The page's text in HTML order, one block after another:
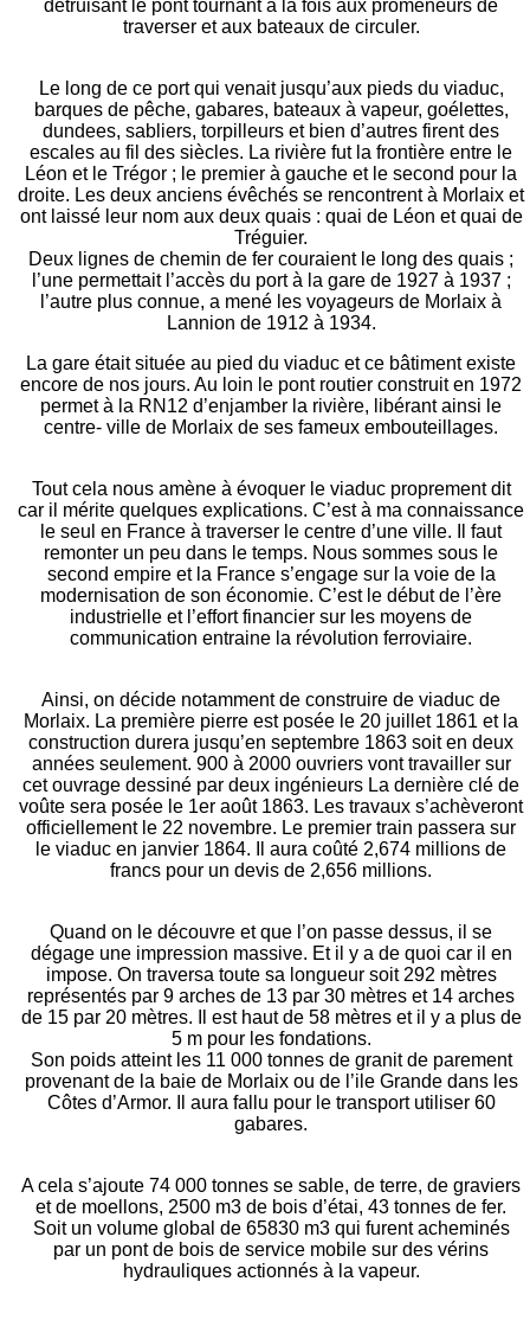
détruisant le pont tournant à la fois aux promeneurs de
traverser et aux bateaux de circuler.
Le long de ce port qui venait jusqu’aux pieds du viaduc,
barques de pêche, gabares, bateaux à vapeur, goélettes,
dundees, sabliers, torpilleurs et bien d’autres firent des
escales au fil des siècles. La rivière fut la frontière entre le
Léon et le Trégor ; le premier à gauche et le second pour la
droite. Les deux anciens évêchés se rencontrent à Morlaix et
ont laissé leur nom aux deux quais : quai de Léon et quai de
Tréguier.
Deux lignes de chemin de fer couraient le long des quais ;
l’une permettait l’accès du port à la gare de 1927 à 1937 ;
l’autre plus connue, a mené les voyageurs de Morlaix à
Lannion de 1912 à 1934.
La gare était située au pied du viaduc et ce bâtiment existe
encore de nos jours. Au loin le pont routier construit en 1972
permet à la RN12 d’enjamber la rivière, libérant ainsi le
centre- ville de Morlaix de ses fameux embouteillages.
Tout cela nous amène à évoquer le viaduc proprement dit
car il mérite quelques explications. C’est à ma connaissance
le seul en France à traverser le centre d’une ville. Il faut
remonter un peu dans le temps. Nous sommes sous le
second empire et la France s’engage sur la voie de la
modernisation de son économie. C’est le début de l’ère
industrielle et l’effort financier sur les moyens de
communication entraine la révolution ferroviaire.
Ainsi, on décide notamment de construire de viaduc de
Morlaix. La première pierre est posée le 20 juillet 1861 et la
construction durera jusqu’en septembre 1863 soit en deux
années seulement. 900 à 2000 ouvriers vont travailler sur
cet ouvrage dessiné par deux ingénieurs La dernière clé de
voûte sera posée le 1er août 1863. Les travaux s’achèveront
officiellement le 22 novembre. Le premier train passera sur
le viaduc en janvier 1864. Il aura coûté 2,674 millions de
francs pour un devis de 2,656 millions.
Quand on le découvre et que l’on passe dessus, il se
dégage une impression massive. Et il y a de quoi car il en
impose. On traversa toute sa longueur soit 292 mètres
représentés par 9 arches de 13 par 30 mètres et 14 arches
de 15 par 20 mètres. Il est haut de 58 mètres et il y a plus de
5 m pour les fondations.
Son poids atteint les 11 000 tonnes de granit de parement
provenant de la baie de Morlaix ou de l’ile Grande dans les
Côtes d’Armor. Il aura fallu pour le transport utiliser 60
gabares.
A cela s’ajoute 74 000 tonnes se sable, de terre, de graviers
et de moellons, 2500 m3 de bois d’étai, 43 tonnes de fer.
Soit un volume global de 65830 m3 qui furent acheminés
par un pont de bois de service mobile sur des vérins
hydrauliques actionnés à la vapeur.